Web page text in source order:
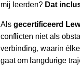
mij leerden? Dat
Als gecertificeerd
conflicten niet als
verbinding, waarin
gaat om langdurige